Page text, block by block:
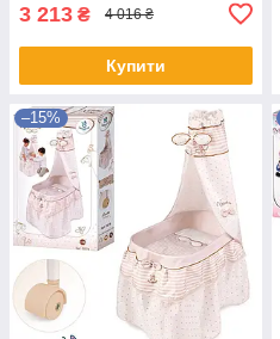
3 213 ₴ 4 016 ₴
Купити
–15%